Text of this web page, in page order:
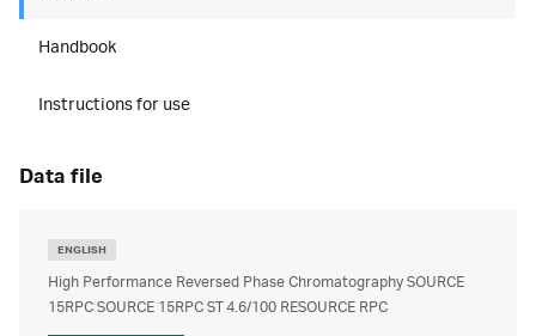
Handbook
Instructions for use
data file
ENGLISH
High Performance Reversed Phase Chromatography SOURCE
15RPC SOURCE 15RPC ST 4.6/100 RESOURCE RPC